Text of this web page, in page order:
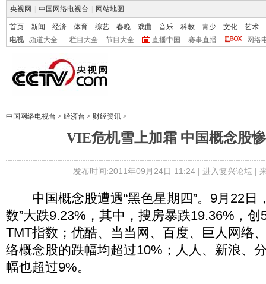
央视网 中国网络电视台 网站地图
首页 新闻 经济 体育 综艺 春晚 戏曲 音乐 科教 青少 文化
艺术
电视
频道大全 栏目大全 节目大全 直播中国 赛事直播 网络
中国网络电视台 > 经济台 > 财经资讯 >
VIE危机雪上加霜 中国概念股
发布时间:2011年09月24日 11:24 | 进入复兴论坛|
中国概念股遭遇“黑色星期四”。9月22日
数”大跌9.23%，其中，搜房暴跌19.36%，
TMT指数；优酷、当当网、百度、巨人网络
络概念股的跌幅均超过10%；人人、新浪、
幅也超过9%。